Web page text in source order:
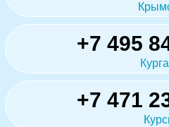
+7 495
+7 471